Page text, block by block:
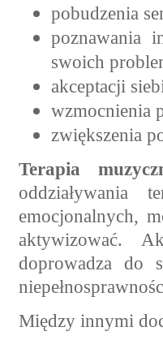
pobudzenia
poznawania
swoich
akceptacji
wzmocnienia
zwiększenia
Terapia
oddziaływania
emocjonalnych,
aktywizować.
doprowadza do
Między innymi